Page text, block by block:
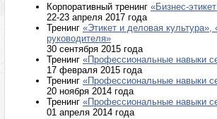
Корпоративный тренинг «Бизнес-
22-23 апреля 2017 года
Тренинг «Этикет и деловая
руководителя»
30 сентября 2015 года
Тренинг «Профессиональные навыки
17 февраля 2015 года
Тренинг «Профессиональные навыки
20 ноября 2014 года
Тренинг «Профессиональные навыки
01 апреля 2014 года